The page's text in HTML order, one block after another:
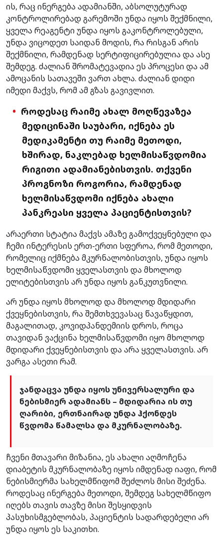
ის, რაც ინერგება ადამიანში, აბსოლუტურად
კონტროლირებად გარემოში უნდა იყოს შექმნილი,
ყველა რეაგენტი უნდა იყოს გაკონტროლებული,
უნდა ვიცოდეთ საიდან მოდის, რა რისგან არის
შექმნილი, რამდენად სერტიფიცირებულია და ასე
შემდეგ. ძალიან შრომატევადია ეს პროცესი და ამ
ამოცანის სათავეში ვართ ახლა. ძალიან დიდი
იმედი მაქვს, რომ ამ გზას გავივლით.
როდესაც რაიმე ახალ მოღწევაზეა
მედიცინაში საუბარი, იქნება ეს
მედიკამენტი თუ რაიმე მეთოდი,
ხშირად, ნაკლებად ხელმისაწვდომია
რიგითი ადამიანებისთვის. თქვენი
პროგნოზი როგორია, რამდენად
ხელმისაწვდომი იქნება ახალი
პანკრეასი ყველა პაციენტისთვის?
არაერთი სტატია მაქვს ამაზე გამოქვეყნებული და
ჩემი ინტერესის ერთ-ერთი სფეროა, რომ მეთოდი,
რომელიც იქმნება მკურნალობისთვის, უნდა იყოს
ხელმისაწვდომი ყველასთვის და მხოლოდ
ელიტებისთვის არ უნდა იყოს განკუთვნილი.
არ უნდა იყოს მხოლოდ და მხოლოდ მდიდარი
ქვეყნებისთვის, რა შემთხვევასაც წავაწყდით,
მაგალითად, კოვიდპანდემიის დროს, როცა
თავიდან ვაქცინა ხელმისაწვდომი იყო მხოლოდ
მდიდარი ქვეყნებისთვის და არა ყველასთვის. არ
ვარგა ასეთი რამ.
ჯანდაცვა უნდა იყოს უნივერსალური და
ნებისმიერ ადამიანს – მდიდარია ის თუ
ღარიბი, ერთნაირად უნდა ჰქონდეს
წვდომა წამალსა და მკურნალობაზე.
ჩვენი მთავარი მიზანია, ეს ახალი აღმოჩენა
დიაბეტის მკურნალობაზე იყოს იმდენად იაფი, რომ
ნებისმიერმა სახელმწიფომ შეძლოს მისი შეძენა.
როდესაც ინერგება მეთოდი, შემდეგ სახელმწიფო
იღებს თავის თავზე მისი შესყიდვის
პასუხისმგებლობას, პაციენტის სადარდებელი არ
უნდა იყოს ეს საკითხი.